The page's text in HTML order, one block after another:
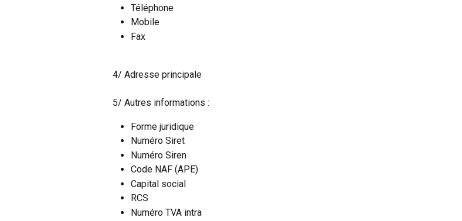
Téléphone
Mobile
Fax
4/ Adresse principale
5/ Autres informations :
Forme juridique
Numéro Siret
Numéro Siren
Code NAF (APE)
Capital social
RCS
Numéro TVA intra